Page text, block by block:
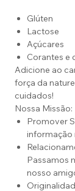
Glúten
Lactose
Açúcares
Corantes e
Adicione ao
força da
cuidados!
Nossa Missão:
Promover
informação
Passamos
nosso